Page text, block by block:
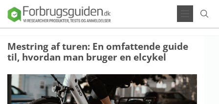
Mestring af turen: En omfattende guide
til, hvordan man bruger en elcykel